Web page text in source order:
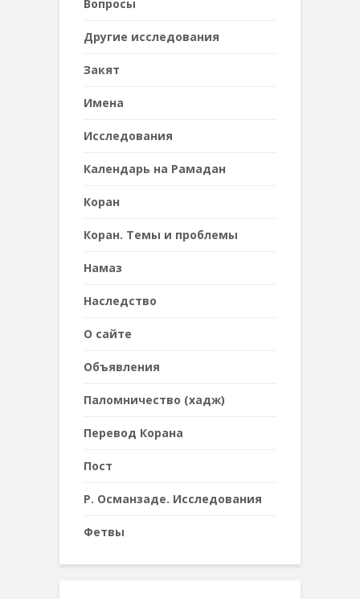
Вопросы
Другие исследования
Закят
Имена
Исследования
Календарь на Рамадан
Коран
Коран. Темы и проблемы
Намаз
Наследствo
О сайте
Объявления
Паломничество (хадж)
Перевод Корана
Пост
Р. Османзаде. Исследования
Фетвы